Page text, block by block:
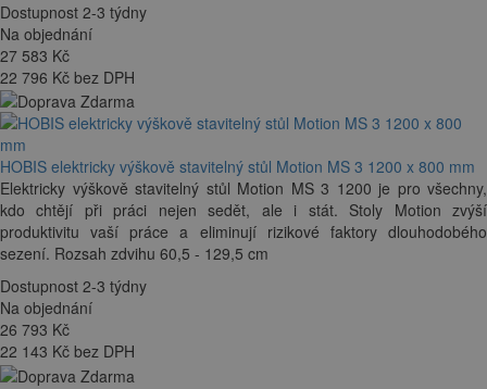
Dostupnost 2-3 týdny
Na objednání
27 583 Kč
22 796 Kč bez DPH
HOBIS elektricky výškově stavitelný stůl Motion MS 3 1200 x 800 mm
Elektricky výškově stavitelný stůl Motion MS 3 1200 je pro všechny,
kdo chtějí při práci nejen sedět, ale i stát. Stoly Motion zvýší
produktivitu vaší práce a eliminují rizikové faktory dlouhodobého
sezení. Rozsah zdvihu 60,5 - 129,5 cm
Dostupnost 2-3 týdny
Na objednání
26 793 Kč
22 143 Kč bez DPH